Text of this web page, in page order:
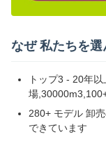
なぜ 私たちを
トップ3 - 20年
場
280+ モデル 卸
できています